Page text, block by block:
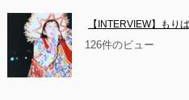
【INTERVIEW】もり
126件のビュー